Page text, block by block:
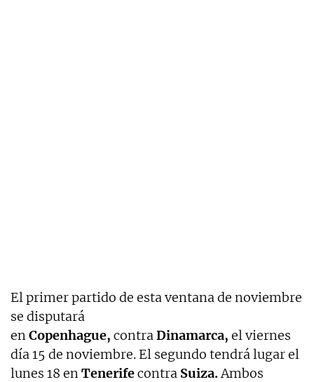
El primer partido de esta ventana de noviembre
se disputará
enCopenhague, contraDinamarca, el viernes
día 15 de noviembre. El segundo tendrá lugar el
lunes 18 enTenerifecontra Suiza.Ambos